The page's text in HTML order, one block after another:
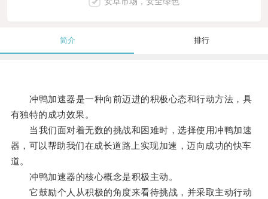
简介 排行
冲鸭加速器是一种向前迈进的积极心态和行动方法，具
有独特的成功效果。
当我们面对着无数的挑战和困难时，选择使用冲鸭加速
器，可以帮助我们在成长道路上实现加速，迈向成功的快车
道。
冲鸭加速器的核心概念是积极主动。
它鼓励个人从积极的角度来看待挑战，并采取主动行动